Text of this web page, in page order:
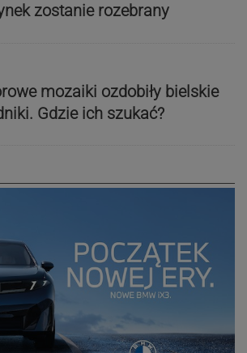
zostanie rozebrany
mozaiki ozdobiły bielskie
Gdzie ich szukać?